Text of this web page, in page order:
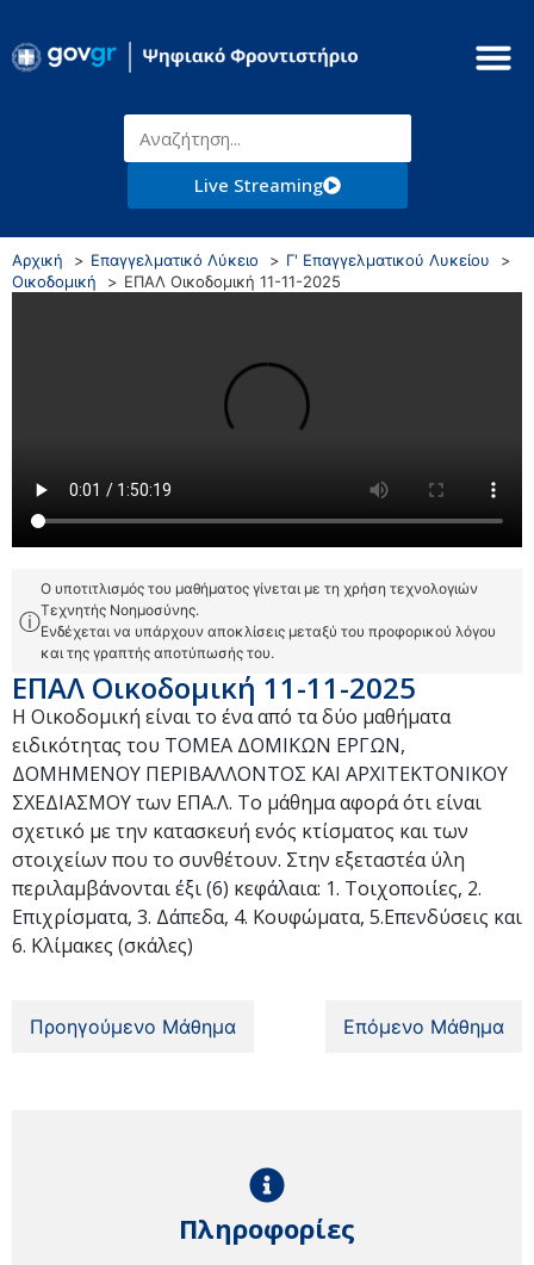
Live Streaming
Αρχική Επαγγελματικό Λύκειο
Γ' Επαγγελματικού Λυκείου
Οικοδομική
ΕΠΑΛ Οικοδομική 11-11-2025
ⓘ
Ο υποτιτλισμός του μαθήματος γίνεται με τη χρήση τεχνολογιών
Τεχνητής Νοημοσύνης.
Ενδέχεται να υπάρχουν αποκλίσεις μεταξύ του προφορικού λόγου
και της γραπτής αποτύπωσής του.
ΕΠΑΛ Οικοδομική 11-11-2025
Η Οικοδομική είναι το ένα από τα δύο μαθήματα
ειδικότητας του ΤΟΜΕΑ ΔΟΜΙΚΩΝ ΕΡΓΩΝ,
ΔΟΜΗΜΕΝΟΥ ΠΕΡΙΒΑΛΛΟΝΤΟΣ ΚΑΙ ΑΡΧΙΤΕΚΤΟΝΙΚΟΥ
ΣΧΕΔΙΑΣΜΟΥ των ΕΠΑ.Λ. Το μάθημα αφορά ότι είναι
σχετικό με την κατασκευή ενός κτίσματος και των
στοιχείων που το συνθέτουν. Στην εξεταστέα ύλη
περιλαμβάνονται έξι (6) κεφάλαια: 1. Τοιχοποιίες, 2.
Επιχρίσματα, 3. Δάπεδα, 4. Κουφώματα, 5.Επενδύσεις και
6. Κλίμακες (σκάλες)
Προηγούμενο Μάθημα Επόμενο Μάθημα
Πληροφορίες